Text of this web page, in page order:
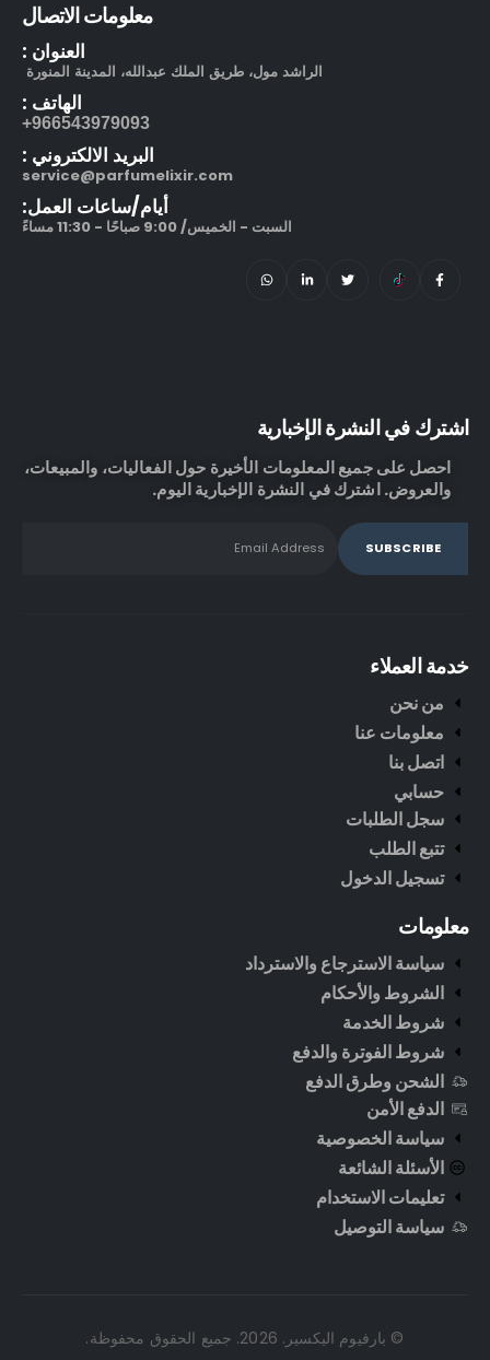
ر.س
معلومات الاتصال
العنوان :
الراشد مول، طريق الملك عبدالله، المدينة المنورة
الهاتف :
966543979093+
البريد الالكتروني :
service@parfumelixir.com
أيام/ساعات العمل:
السبت - الخميس/ 9:00 صباحًا - 11:30 مساءً
اشترك في النشرة الإخبارية
احصل على جميع المعلومات الأخيرة حول الفعاليات، والمبيعات،
والعروض. اشترك في النشرة الإخبارية اليوم.
خدمة العملاء
من نحن
معلومات عنا
اتصل بنا
حسابي
سجل الطلبات
تتبع الطلب
تسجيل الدخول
معلومات
سياسة الاسترجاع والاسترداد
الشروط والأحكام
شروط الخدمة
شروط الفوترة والدفع
الشحن وطرق الدفع
الدفع الأمن
سياسة الخصوصية
الأسئلة الشائعة
تعليمات الاستخدام
سياسة التوصيل
© بارفيوم اليكسير. 2026. جميع الحقوق محفوظة.